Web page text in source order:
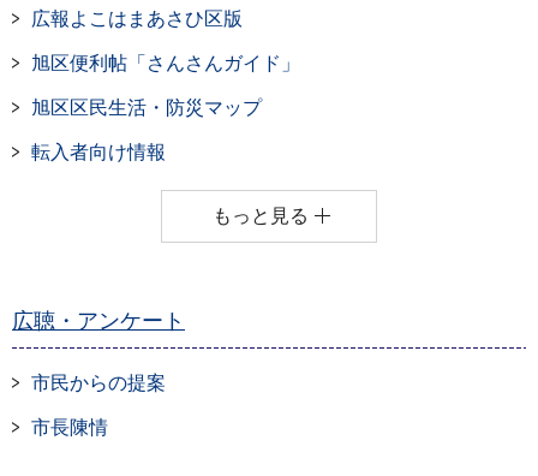
広報よこはまあさひ区版
旭区便利帖「さんさんガイド」
旭区区民生活・防災マップ
転入者向け情報
もっと見る
広聴・アンケート
市民からの提案
市長陳情